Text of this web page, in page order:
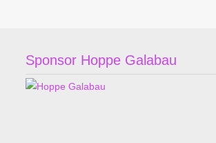
Sponsor Hoppe Galabau